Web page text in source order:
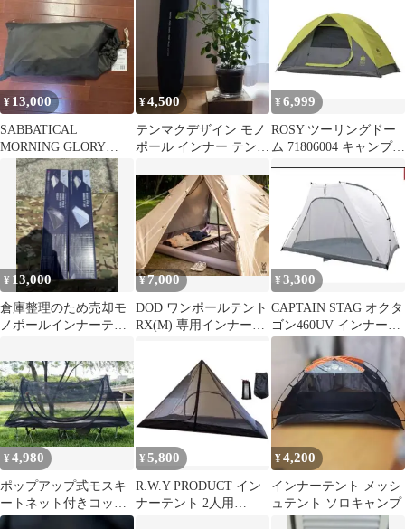
¥ 13,000
SABBATICAL
MORNING GLORY
INNER TENT
¥4,500
テンマクデザイン モノ
ポール インナー テント
¥6,999
ROSY ツーリングドー
ム 71806004 キャンプ用
¥ 13,000
倉庫整理のため売却モ
ノポールインナーテン
¥7,000
DOD ワンポールテント
RX(M) 専用インナーテ
¥3,300
CAPTAIN STAG オクタ
ゴン460UV インナーテ
ント
¥4,980
ポップアップ式モスキ
ートネット付きコット
テント/FLYFLYGO
¥ 5,800
R.W.Y PRODUCT イン
ナーテント 2人用
¥4,200
インナーテント メッシ
ュテント ソロキャンプ